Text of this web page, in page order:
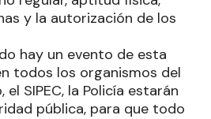
y la autorización de los
hay un evento de esta
todos los organismos del
SIPEC, la Policía estarán
pública, para que todo